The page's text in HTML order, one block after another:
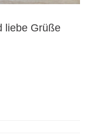
liebe Grüße